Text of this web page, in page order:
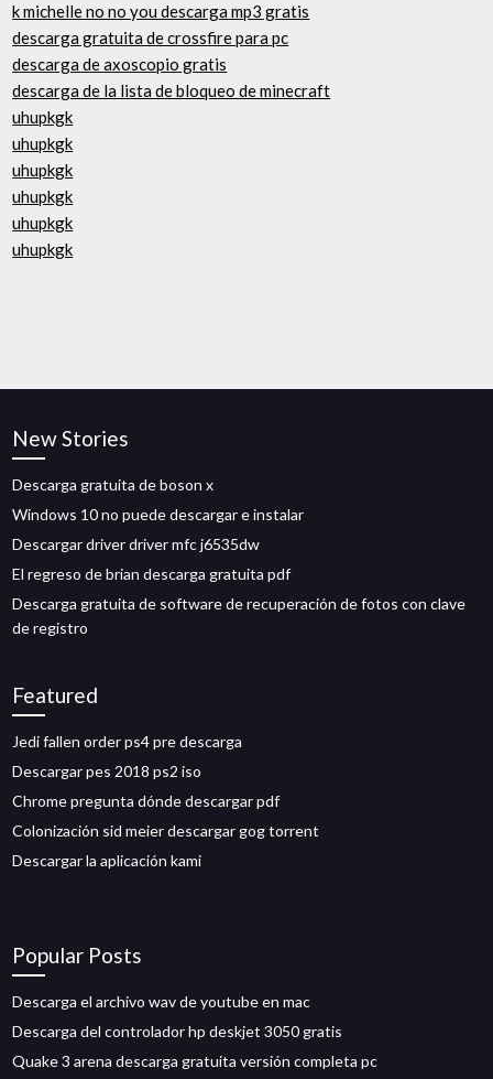
k michelle no no you descarga mp3 gratis
descarga gratuita de crossfire para pc
descarga de axoscopio gratis
descarga de la lista de bloqueo de minecraft
uhupkgk
uhupkgk
uhupkgk
uhupkgk
uhupkgk
uhupkgk
New Stories
Descarga gratuita de boson x
Windows 10 no puede descargar e instalar
Descargar driver driver mfc j6535dw
El regreso de brian descarga gratuita pdf
Descarga gratuita de software de recuperación de fotos con clave
de registro
Featured
Jedi fallen order ps4 pre descarga
Descargar pes 2018 ps2 iso
Chrome pregunta dónde descargar pdf
Colonización sid meier descargar gog torrent
Descargar la aplicación kami
Popular Posts
Descarga el archivo wav de youtube en mac
Descarga del controlador hp deskjet 3050 gratis
Quake 3 arena descarga gratuita versión completa pc